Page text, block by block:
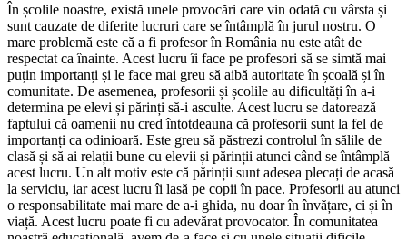
În școlile noastre, există unele provocări care vin odată cu vârsta și
sunt cauzate de diferite lucruri care se întâmplă în jurul nostru. O
mare problemă este că a fi profesor în România nu este atât de
respectat ca înainte. Acest lucru îi face pe profesori să se simtă mai
puțin importanți și le face mai greu să aibă autoritate în școală și în
comunitate. De asemenea, profesorii și școlile au dificultăți în a-i
determina pe elevi și părinți să-i asculte. Acest lucru se datorează
faptului că oamenii nu cred întotdeauna că profesorii sunt la fel de
importanți ca odinioară. Este greu să păstrezi controlul în sălile de
clasă și să ai relații bune cu elevii și părinții atunci când se întâmplă
acest lucru. Un alt motiv este că părinții sunt adesea plecați de acasă
la serviciu, iar acest lucru îi lasă pe copii în pace. Profesorii au atunci
o responsabilitate mai mare de a-i ghida, nu doar în învățare, ci și în
viață. Acest lucru poate fi cu adevărat provocator. În comunitatea